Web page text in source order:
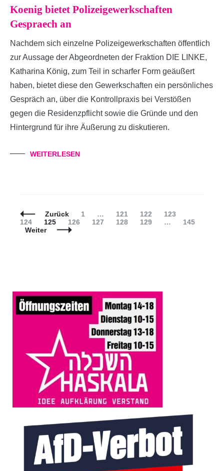
Koenig bietet Polizeigewerkschaften
Gespraech an
Nachdem sich einzelne Polizeigewerkschaften öffentlich
zur Aussage der Abgeordneten der Fraktion DIE LINKE,
Katharina König, zum Teil in scharfer Form geäußert
haben, bietet diese den Gewerkschaften ein persönliches
Gespräch an, über die Kontrollpraxis bei Verstößen
gegen die Residenzpflicht sowie die Gründe und den
Hintergrund für ihre Äußerung zu diskutieren.
WEITERLESEN
Beitragsnavigation
Zurück Seite
1 … Seite
121 Seite
122 Seite
123
124
Seite
125 Seite
126 Seite
127 Seite
128 Seite
129 … Seite
145
Weiter